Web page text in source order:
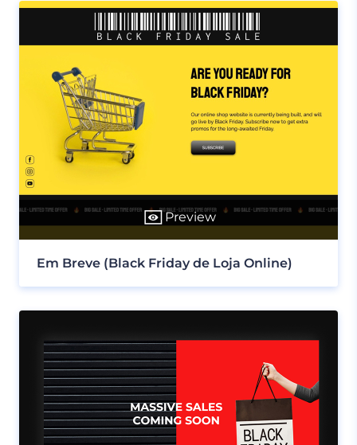
Preview
Em Breve (Black Friday de Loja Online)